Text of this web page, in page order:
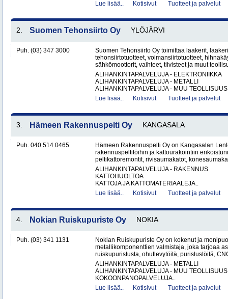
Lue lisää..
Kotisivut Tuotteet ja palvelut
2. Suomen Tehonsiirto Oy YLÖJÄRVI
Puh. (03) 347 3000
Suomen Tehonsiirto Oy toimittaa laakerit,
tehonsiirtotuotteet, voimansiirtotuotteet,
sähkömoottorit, vaihteet, tiivisteet ja muut
ALIHANKINTAPALVELUJA - ELEKTRONIIKKA
ALIHANKINTAPALVELUJA - METALLI
ALIHANKINTAPALVELUJA - MUU
Lue lisää..
Kotisivut Tuotteet ja palvelut
3. Hämeen Rakennuspelti Oy KANGASALA
Puh. 040 514 0465
Hämeen Rakennuspelti Oy on Kangasalan
rakennuspeltitöihin ja kattourakointiin
peltikattoremontit, rivisaumakatot,
ALIHANKINTAPALVELUJA - RAKENNUS
KATTOHUOLTOA
KATTOJA JA KATTOMATERIAALEJA..
Lue lisää..
Kotisivut Tuotteet ja palvelut
4. Nokian Ruiskupuriste Oy NOKIA
Puh. (03) 341 1131
Nokian Ruiskupuriste Oy on kokenut ja
metallikomponenttien valmistaja, joka tarjoaa
ruiskupuristusta, ohutlevytöitä, puristustöitä,
ALIHANKINTAPALVELUJA - METALLI
ALIHANKINTAPALVELUJA - MUU TEOLLISUUS
KOKOONPANOPALVELUJA..
Lue lisää..
Kotisivut Tuotteet ja palvelut